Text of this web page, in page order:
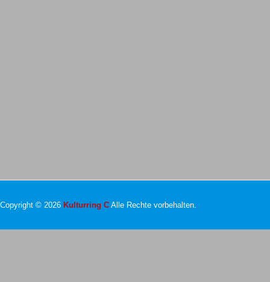
Copyright © 2026 Kulturring C Alle Rechte vorbehalten.